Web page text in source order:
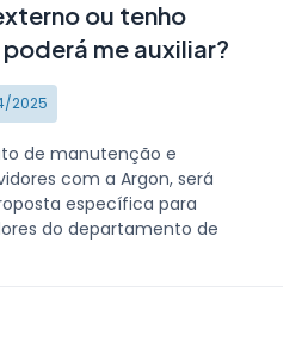
ou tenho
me auxiliar?
2025
de manutenção e
com a Argon, será
específica para
do departamento de